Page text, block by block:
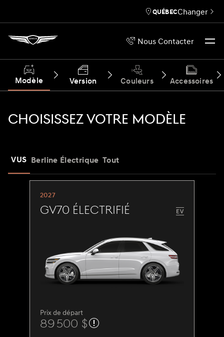
Nous Contacter
QUÉBECChanger
Modèle Version Couleurs Accessoires
CHOISISSEZ VOTRE MODÈLE
VUS Berline Électrique Tout
2027
GV70 Électrifié
Prix de départ
89 500 $